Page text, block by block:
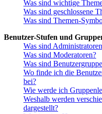
Was sind wichtige
Was sind geschlossene
Was sind Themen-
Benutzer-Stufen und
Was sind
Was sind Moderatoren?
Was sind
Wo finde ich die
bei?
Wie werde ich
Weshalb werden
dargestellt?